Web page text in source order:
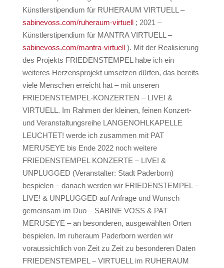
Künstlerstipendium für RUHERAUM VIRTUELL –
sabinevoss.com/ruheraum-virtuell; 2021 –
Künstlerstipendium für MANTRA VIRTUELL –
sabinevoss.com/mantra-virtuell). Mit der Realisierung
des Projekts FRIEDENSTEMPEL habe ich ein
weiteres Herzensprojekt umsetzen dürfen, das bereits
viele Menschen erreicht hat – mit unseren
FRIEDENSTEMPEL-KONZERTEN – LIVE! &
VIRTUELL. Im Rahmen der kleinen, feinen Konzert-
und Veranstaltungsreihe LANGENOHLKAPELLE
LEUCHTET! werde ich zusammen mit PAT
MERUSEYE bis Ende 2022 noch weitere
FRIEDENSTEMPEL KONZERTE – LIVE! &
UNPLUGGED (Veranstalter: Stadt Paderborn)
bespielen – danach werden wir FRIEDENSTEMPEL –
LIVE! & UNPLUGGED auf Anfrage und Wunsch
gemeinsam im Duo – SABINE VOSS & PAT
MERUSEYE – an besonderen, ausgewählten Orten
bespielen. Im ruheraum Paderborn werden wir
voraussichtlich von Zeit zu Zeit zu besonderen Daten
FRIEDENSTEMPEL – VIRTUELL im RUHERAUM